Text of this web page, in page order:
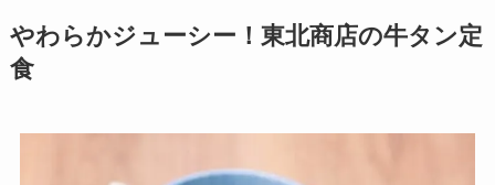
やわらかジューシー！東北商店の牛タン定
食